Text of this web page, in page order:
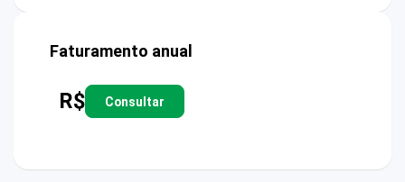
Faturamento anual
R$ Consultar